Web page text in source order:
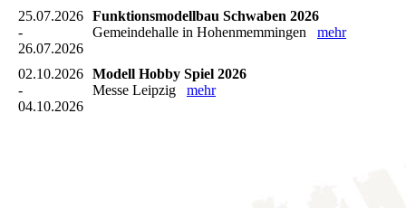
25.07.2026
-
26.07.2026
Funktionsmodellbau Schwaben 2026
Gemeindehalle in Hohenmemmingen mehr
02.10.2026
-
04.10.2026
Modell Hobby Spiel 2026
Messe Leipzig mehr